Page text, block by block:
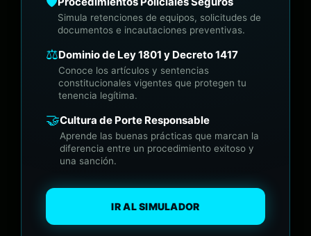
Simula retenciones de equipos, solicitudes de
documentos e incautaciones preventivas.
⚖️Dominio de Ley 1801 y Decreto 1417
Conoce los artículos y sentencias
constitucionales vigentes que protegen tu
tenencia legítima.
🤝Cultura de Porte Responsable
Aprende las buenas prácticas que marcan la
diferencia entre un procedimiento exitoso y
una sanción.
IR AL SIMULADOR